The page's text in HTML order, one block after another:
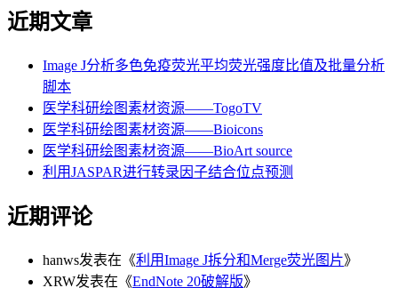
近期文章
Image J分析多色免疫荧光平均荧光强度比值及批量分析
脚本
医学科研绘图素材资源——TogoTV
医学科研绘图素材资源——Bioicons
医学科研绘图素材资源——BioArt source
利用JASPAR进行转录因子结合位点预测
近期评论
hanws发表在《利用Image J拆分和Merge荧光图片》
XRW发表在《EndNote 20破解版》